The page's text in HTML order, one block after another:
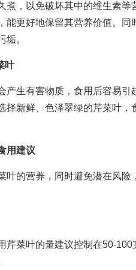
，以免破坏其中的维生素等
能更好地保留其营养价值。同
垢。
叶
生有害物质，食用后容易引
择新鲜、色泽翠绿的芹菜叶
用建议
的营养，同时避免潜在风险
菜叶的量建议控制在50-100